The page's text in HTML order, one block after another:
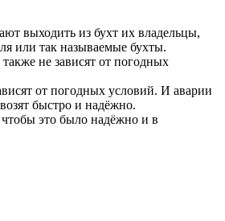
выходить из бухт их владельцы,
или так называемые бухты.
не зависят от погодных
от погодных условий. И аварии
быстро и надёжно.
чтобы это было надёжно и в